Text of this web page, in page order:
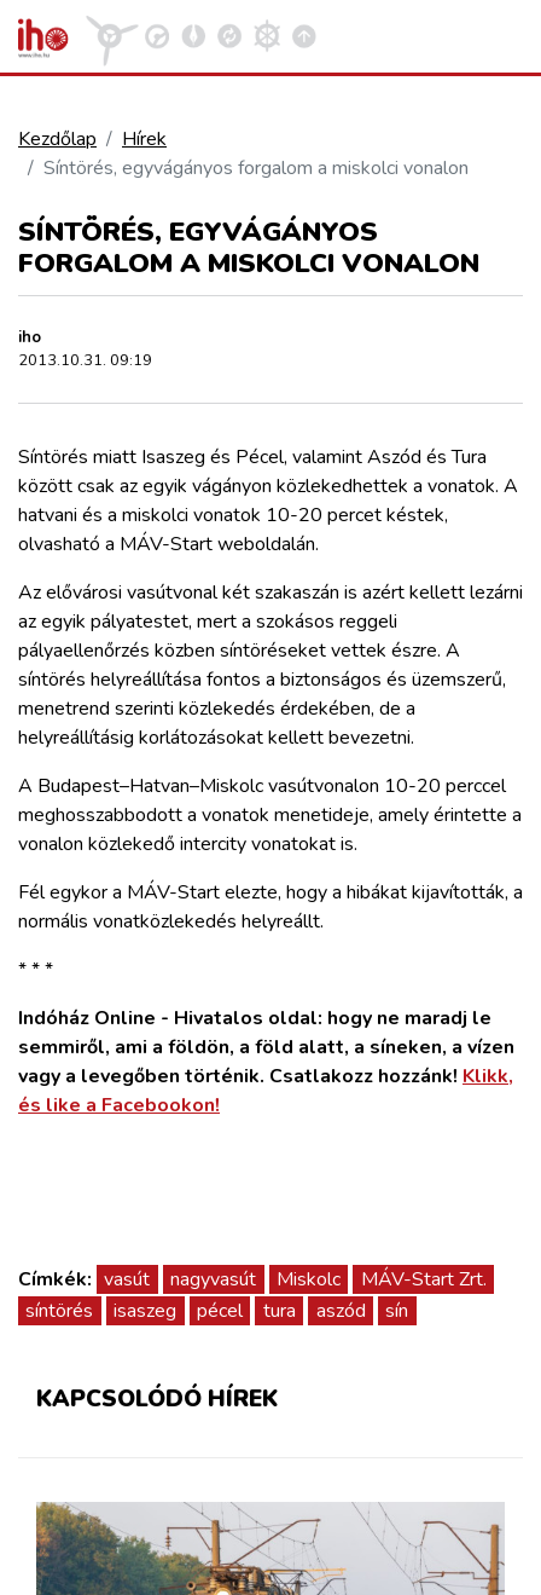
VASÚT
KÖZÚT
REPÜLÉS
KÖZLEKEDÉSFEJLESZTÉS
ELLÁTÁSI LÁNC
ZÖLDÚT
HAJÓZÁS
BLOG
WEBSHOP
BELÉPÉS
Kosár megtekintése
Kezdőlap
Hírek
Síntörés, egyvágányos forgalom a miskolci vonalon
SÍNTÖRÉS, EGYVÁGÁNYOS
FORGALOM A MISKOLCI VONALON
iho
2013.10.31. 09:19
Síntörés miatt Isaszeg és Pécel, valamint Aszód és Tura
között csak az egyik vágányon közlekedhettek a vonatok. A
hatvani és a miskolci vonatok 10-20 percet késtek,
olvasható a MÁV-Start weboldalán.
Az elővárosi vasútvonal két szakaszán is azért kellett lezárni
az egyik pályatestet, mert a szokásos reggeli
pályaellenőrzés közben síntöréseket vettek észre. A
síntörés helyreállítása fontos a biztonságos és üzemszerű,
menetrend szerinti közlekedés érdekében, de a
helyreállításig korlátozásokat kellett bevezetni.
A Budapest–Hatvan–Miskolc vasútvonalon 10-20 perccel
meghosszabbodott a vonatok menetideje, amely érintette a
vonalon közlekedő intercity vonatokat is.
Fél egykor a MÁV-Start elezte, hogy a hibákat kijavították, a
normális vonatközlekedés helyreállt.
* * *
Indóház Online - Hivatalos oldal: hogy ne maradj le
semmiről, ami a földön, a föld alatt, a síneken, a vízen
vagy a levegőben történik. Csatlakozz hozzánk! Klikk,
és like a Facebookon!
Címkék: vasút nagyvasút Miskolc
MÁV-Start Zrt.
síntörés
isaszeg pécel tura aszód sín
KAPCSOLÓDÓ HÍREK